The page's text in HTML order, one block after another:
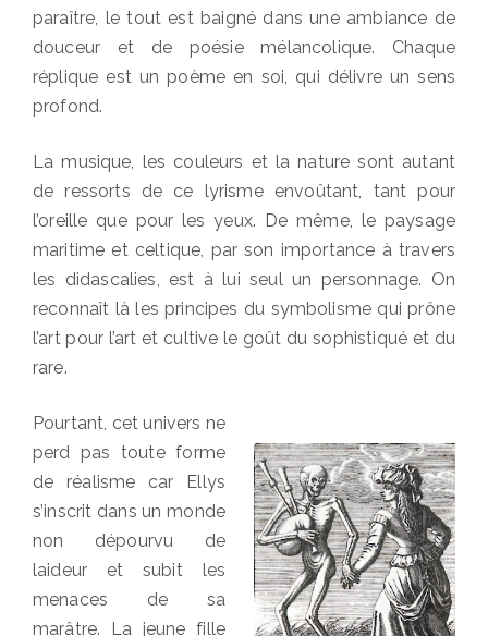
paraître, le tout est baigné dans une ambiance de
douceur et de poésie mélancolique. Chaque
réplique est un poème en soi, qui délivre un sens
profond.
La musique, les couleurs et la nature sont autant
de ressorts de ce lyrisme envoûtant, tant pour
l’oreille que pour les yeux. De même, le paysage
maritime et celtique, par son importance à travers
les didascalies, est à lui seul un personnage. On
reconnaît là les principes du symbolisme qui prône
l’art pour l’art et cultive le goût du sophistiqué et du
rare.
Pourtant, cet univers ne
perd pas toute forme
de réalisme car Ellys
s’inscrit dans un monde
non dépourvu de
laideur et subit les
menaces de sa
marâtre. La jeune fille